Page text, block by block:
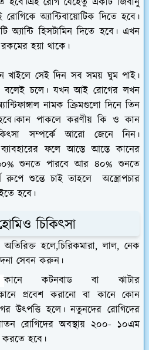
অ্যান্টিবায়োটিক দিতে হবে।
হিসটামিন দিতে হবে। এখন
হয়া থাকে।
খাইলে সেই দিন সব সময় ঘুম পাই।
বলেই চলে। যখন আই রোগের লখন
নামক ক্রিমগুলো দিনে তিন
পাকলে করণীয় কি ও কান
সম্পর্কে আরো জেনে নিন।
ব্যাবহারের ফলে আস্তে আস্তে কানের
৬০% শুনতে পারবে আর ৪০% শুনতে
রুপে শুন্তে চাই তাহলে অস্ত্রোপচার
হবে।
চিকিৎসা
হলে,চিরিকমারা, লাল, নেক
সেবন করুন।
কানে কটনবাড বা ঝাটার
প্রবেশ করানো বা কানে কোন
উৎপত্তি হলে। নতুনদের রোগিদের
রোগিদের অবস্থায় ২০০- ১০এম
করতে হবে।